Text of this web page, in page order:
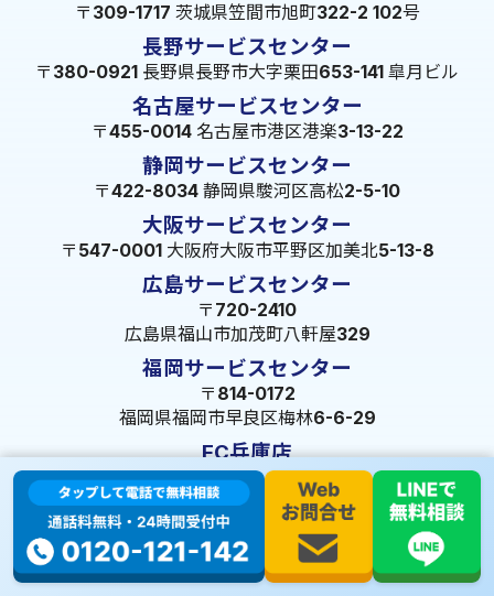
〒309-1717 茨城県笠間市旭町322-2 102号
長野サービスセンター
〒380-0921 長野県長野市大字栗田653-141 皐月ビル
名古屋サービスセンター
〒455-0014 名古屋市港区港楽3-13-22
静岡サービスセンター
〒422-8034 静岡県駿河区高松2-5-10
大阪サービスセンター
〒547-0001 大阪府大阪市平野区加美北5-13-8
広島サービスセンター
〒720-2410
広島県福山市加茂町八軒屋329
福岡サービスセンター
〒814-0172
福岡県福岡市早良区梅林6-6-29
FC兵庫店
〒653-0041
兵庫県神戸市長田区久保町10-2-19-1F